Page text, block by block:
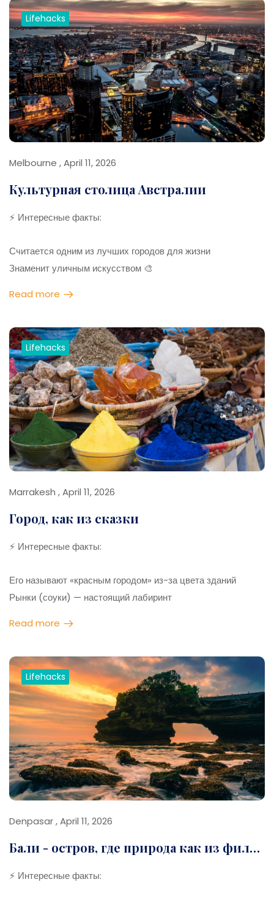
💡 Лайфхаки:
Лучшее время — весна и осень
Обязательно пройди улицы под скалами
Удобная обувь — много подъёмов
Отлично сочетается с путешествием по Андалусии
Lifehacks
Melbourne , April 11, 2026
Культурная столица Австралии
⚡ Интересные факты:
Считается одним из лучших городов для жизни
Знаменит уличным искусством 🎨
💡 Лайфхаки:
Исследуй скрытые переулки (laneways)
Попробуй local coffee ☕
Бери одежду «на все случаи»
Бесплатный трамвай в центре
Read more
Lifehacks
Marrakesh , April 11, 2026
Город, как из сказки
⚡ Интересные факты:
Его называют «красным городом» из-за цвета зданий
Рынки (соуки) — настоящий лабиринт
💡 Лайфхаки:
Торгуйся — это часть культуры
Легко потеряться — сохраняй точку на карте
Одевайся скромнее
Используй FriendlyWorld если нужен гид
Read more
Lifehacks
Denpasar , April 11, 2026
Бали - остров, где природа как из фильма
⚡ Интересные факты: